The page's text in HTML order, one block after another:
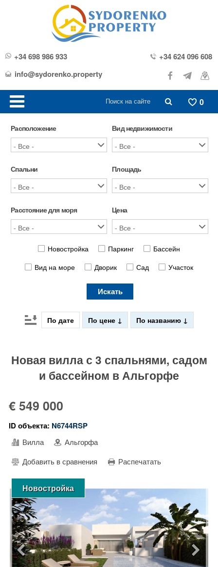
+34 698 986 933
+34 624 096 608
info@sydorenko.property
0
Расположение Вид недвижимости
Спальни Площадь
Расстояние для моря Цена
Новостройка Паркинг
Бассейн
Вид на море
Дворик Сад Участок
Искать
По дате По цене По названию
Новая вилла с 3 спальнями, садом
и бассейном в Альгорфе
€ 549 000
ID объекта: N6744RSP
Вилла
Альгорфа
Добавить в сравнения
Распечатать
Новостройка